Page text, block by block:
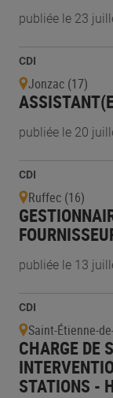
publiée le 23
CDI
Jonzac (17)
publiée le 20
CDI
Ruffec (16)
publiée le 13
CDI
Saint-Étienne-
CHARGE DE
STATIONS -